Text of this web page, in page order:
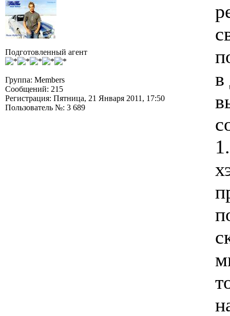
Подготовленный агент
Группа: Members
Сообщений: 215
Регистрация: Пятница, 21 Января 2011, 17:50
Пользователь №: 3 689
в